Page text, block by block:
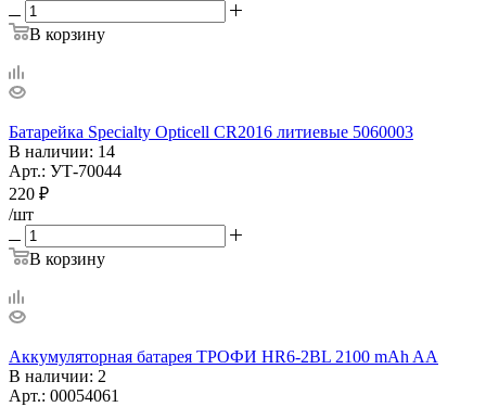
В корзину
Батарейка Specialty Opticell CR2016 литиевые 5060003
В наличии: 14
Арт.: УТ-70044
220 ₽
/шт
В корзину
Аккумуляторная батарея ТРОФИ HR6-2BL 2100 mAh AA
В наличии: 2
Арт.: 00054061